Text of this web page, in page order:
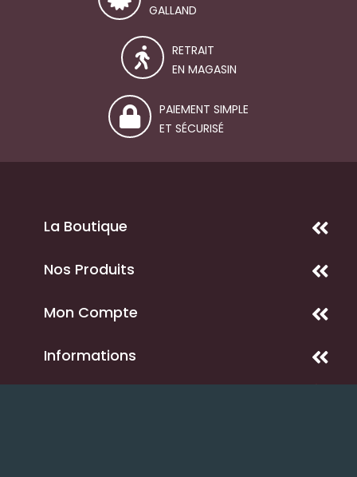
GALLAND
RETRAIT
EN MAGASIN
PAIEMENT SIMPLE
ET SÉCURISÉ
La Boutique
Nos Produits
Mon Compte
Informations